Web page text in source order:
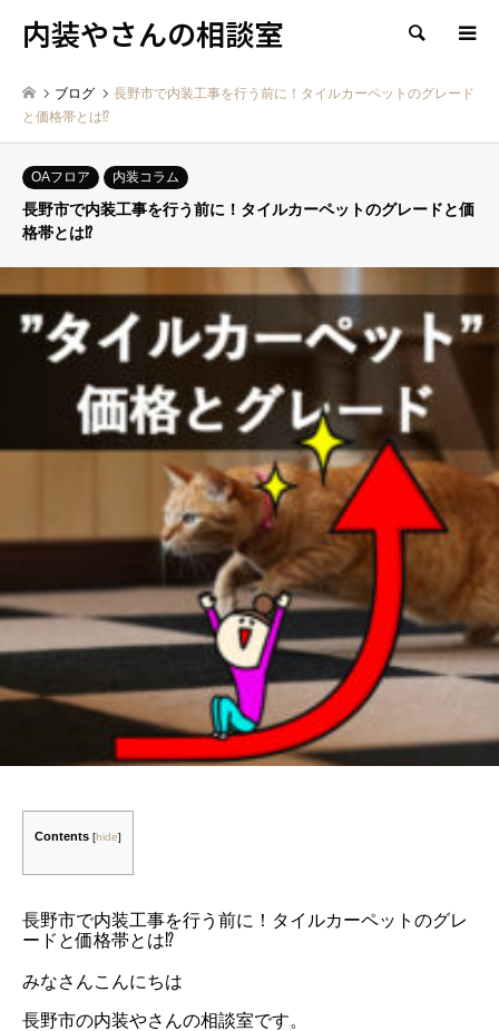
内装やさんの相談室 検索
ブログ
長野市で内装工事を行う前に！タイルカーペットのグレード
と価格帯とは⁉
OAフロア 内装コラム
長野市で内装工事を行う前に！タイルカーペットのグレードと価
格帯とは⁉
Contents [hide]
長野市で内装工事を行う前に！タイルカーペットのグレ
ードと価格帯とは⁉
みなさんこんにちは
長野市の内装やさんの相談室です。